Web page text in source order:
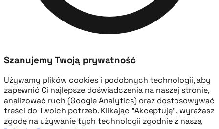
Szanujemy Twoją prywatność
Używamy plików cookies i podobnych technologii, aby
zapewnić Ci najlepsze doświadczenia na naszej stronie,
analizować ruch (Google Analytics) oraz dostosowywać
treści do Twoich potrzeb. Klikając "Akceptuję", wyrażasz
zgodę na używanie tych technologii zgodnie z naszą